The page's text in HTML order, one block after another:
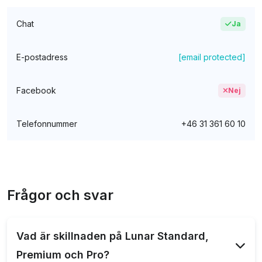
Chat Ja
E-postadress [email protected]
Facebook Nej
Telefonnummer +46 31 361 60 10
Frågor och svar
Vad är skillnaden på Lunar Standard,
Premium och Pro?